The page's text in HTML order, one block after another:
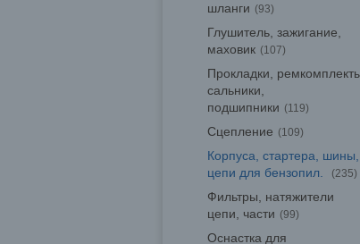
шланги
93
Глушитель, зажигание,
маховик
107
Прокладки,
сальники,
подшипники
119
Сцепление 109
Корпуса, стартера, шины,
цепи для бензопил.
235
Фильтры, натяжители
цепи, части
99
Оснастка для